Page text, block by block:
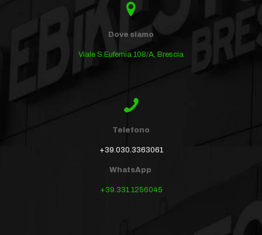
Dove siamo
Viale S.Eufemia 108/A, Brescia
Telefono
+39.030.3363061
WhatsApp
+39.331.1256045